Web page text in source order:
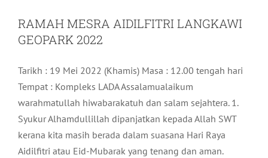
RAMAH MESRA AIDILFITRI LANGKAWI
GEOPARK 2022
Tarikh : 19 Mei 2022 (Khamis) Masa : 12.00 tengah hari
Tempat : Kompleks LADA Assalamualaikum
warahmatullah hiwabarakatuh dan salam sejahtera. 1.
Syukur Alhamdullillah dipanjatkan kepada Allah SWT
kerana kita masih berada dalam suasana Hari Raya
Aidilfitri atau Eid-Mubarak yang tenang dan aman.